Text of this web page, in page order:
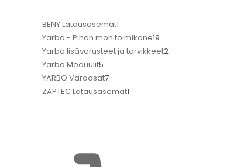
BENY Latausasemat1
Yarbo - Pihan monitoimikone19
Yarbo lisävarusteet ja tarvikkeet2
Yarbo Moduulit5
YARBO Varaosat7
ZAPTEC Latausasemat1